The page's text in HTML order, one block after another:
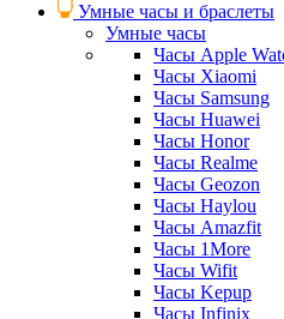
Умные часы и браслеты
Умные часы
Часы Apple
Часы Xiaomi
Часы Samsung
Часы Huawei
Часы Honor
Часы Realme
Часы Geozon
Часы Haylou
Часы Amazfit
Часы 1More
Часы Wifit
Часы Kepup
Часы Infinix